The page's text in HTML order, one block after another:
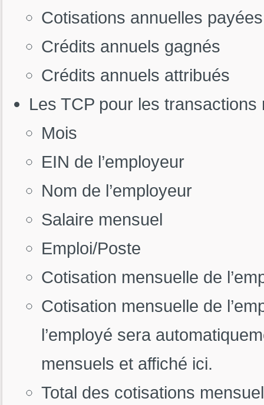
Cotisations annuelles payées
Crédits annuels gagnés
Crédits annuels attribués
Les TCP pour les
Mois
EIN de l’employeur
Nom de l’employeur
Salaire mensuel
Emploi/Poste
Cotisation mensuelle de
Cotisation mensuelle de
l’employé sera
mensuels et affiché ici.
Total des cotisations